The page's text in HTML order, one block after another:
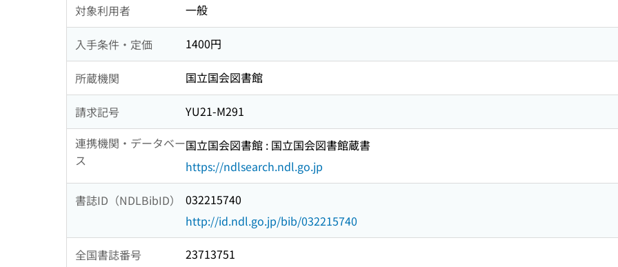
対象利用者 一般
入手条件・定価 1400円
所蔵機関 国立国会図書館
請求記号
YU21-M291
連携機関・データベー
ス
国立国会図書館 : 国立国会図書館蔵書
https://ndlsearch.ndl.go.jp
書誌ID（NDLBibID）
032215740
http://id.ndl.go.jp/bib/032215740
全国書誌番号 23713751